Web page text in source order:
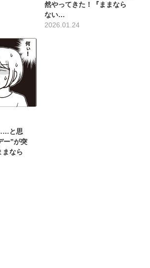
然やってきた！『ままなら
ない…
2026.01.24
と思
ー”が突
まなら